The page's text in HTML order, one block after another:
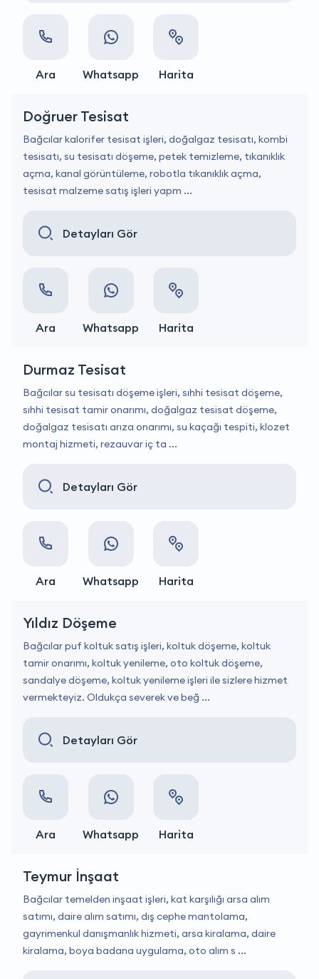
Ara Whatsapp Harita
Doğruer Tesisat
Bağcılar kalorifer tesisat işleri, doğalgaz tesisatı, kombi
tesisatı, su tesisatı döşeme, petek temizleme, tıkanıklık
açma, kanal görüntüleme, robotla tıkanıklık açma,
tesisat malzeme satış işleri yapm ...
Detayları Gör
Ara Whatsapp Harita
Durmaz Tesisat
Bağcılar su tesisatı döşeme işleri, sıhhi tesisat döşeme,
sıhhi tesisat tamir onarımı, doğalgaz tesisat döşeme,
doğalgaz tesisatı arıza onarımı, su kaçağı tespiti, klozet
montaj hizmeti, rezauvar iç ta ...
Detayları Gör
Ara Whatsapp Harita
Yıldız Döşeme
Bağcılar puf koltuk satış işleri, koltuk döşeme, koltuk
tamir onarımı, koltuk yenileme, oto koltuk döşeme,
sandalye döşeme, koltuk yenileme işleri ile sizlere hizmet
vermekteyiz. Oldukça severek ve beğ ...
Detayları Gör
Ara Whatsapp Harita
Teymur İnşaat
Bağcılar temelden inşaat işleri, kat karşılığı arsa alım
satımı, daire alım satımı, dış cephe mantolama,
gayrimenkul danışmanlık hizmeti, arsa kiralama, daire
kiralama, boya badana uygulama, oto alım s ...